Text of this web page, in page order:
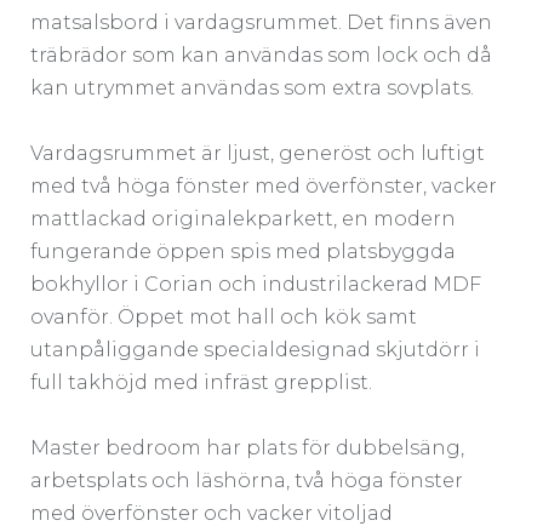
matsalsbord i vardagsrummet. Det finns även
träbrädor som kan användas som lock och då
kan utrymmet användas som extra sovplats.
Vardagsrummet är ljust, generöst och luftigt
med två höga fönster med överfönster, vacker
mattlackad originalekparkett, en modern
fungerande öppen spis med platsbyggda
bokhyllor i Corian och industrilackerad MDF
ovanför. Öppet mot hall och kök samt
utanpåliggande specialdesignad skjutdörr i
full takhöjd med infräst grepplist.
Master bedroom har plats för dubbelsäng,
arbetsplats och läshörna, två höga fönster
med överfönster och vacker vitoljad